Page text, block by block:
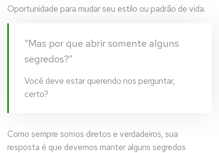
Oportunidade para mudar seu estilo ou padrão de vida.
“Mas por que abrir somente alguns
segredos?”
Você deve estar querendo nos perguntar,
certo?
Como sempre somos diretos e verdadeiros, sua
resposta é que devemos manter alguns segredos